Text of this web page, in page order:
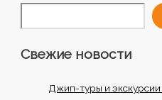
Свежие новости
Джип-туры и